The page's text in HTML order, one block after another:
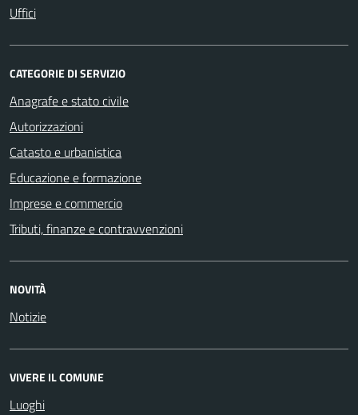
Uffici
CATEGORIE DI SERVIZIO
Anagrafe e stato civile
Autorizzazioni
Catasto e urbanistica
Educazione e formazione
Imprese e commercio
Tributi, finanze e contravvenzioni
NOVITÀ
Notizie
VIVERE IL COMUNE
Luoghi